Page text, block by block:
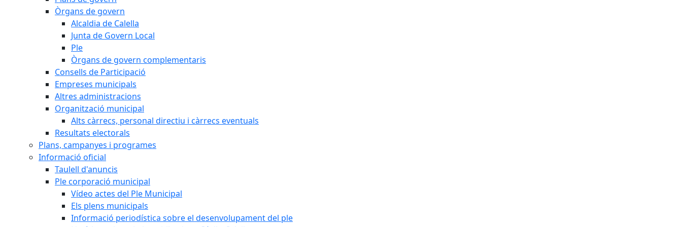
Òrgans de govern
Alcaldia de Calella
Junta de Govern Local
Ple
Òrgans de govern complementaris
Consells de Participació
Empreses municipals
Altres administracions
Organització municipal
Alts càrrecs, personal directiu i càrrecs eventuals
Resultats electorals
Plans, campanyes i programes
Informació oficial
Taulell d'anuncis
Ple corporació municipal
Vídeo actes del Ple Municipal
Els plens municipals
Informació periodística sobre el desenvolupament del ple